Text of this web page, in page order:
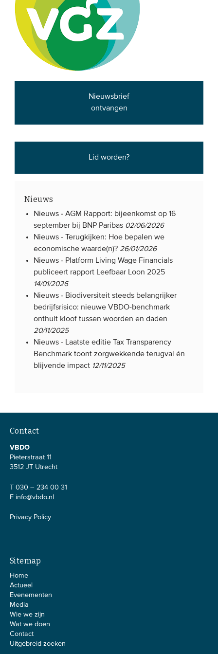
EVENEMENTEN
Van de VBDO
Van leden & partners
MEDIA
Publicaties
Vereniging
Onze leden
Team
Bestuur
WAT WE DOEN
Benchmarking
Kennisdeling
Nieuwsbrief
ontvangen
Lid worden?
Nieuws
Nieuws -AGM Rapport: bijeenkomst op 16
september bij BNP Paribas 02/06/2026
Nieuws -
Terugkijken: Hoe bepalen we
economische waarde(n)? 26/01/2026
Nieuws - Platform Living Wage Financials
publiceert rapport Leefbaar Loon 2025
14/01/2026
Nieuws - Biodiversiteit steeds belangrijker
bedrijfsrisico: nieuwe VBDO-benchmark
onthult kloof tussen woorden en daden
20/11/2025
Nieuws - Laatste editie Tax Transparency
Benchmark toont zorgwekkende terugval én
blijvende impact 12/11/2025
Contact
VBDO
Pieterstraat 11
3512 JT Utrecht
T 030 – 234 00 31
E info@vbdo.nl
Privacy Policy
Sitemap
Home
Actueel
Evenementen
Media
Wie we zijn
Wat we doen
Contact
Uitgebreid zoeken